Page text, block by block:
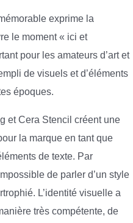
exprime la
le moment « ici et
pour les amateurs d’art et
de visuels et d’éléments
époques.
et Cera Stencil créent une
la marque en tant que
de texte. Par
de parler d’un style
L’identité visuelle a
très compétente, de